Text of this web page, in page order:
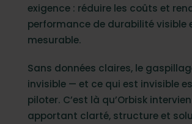
exigence : réduire les coûts et
performance de durabilité visible
mesurable.
Sans données claires, le
invisible — et ce qui est invisible
piloter. C’est là qu’Orbisk
apportant clarté, structure et